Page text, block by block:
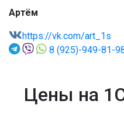
Артём
https://vk.com/art_1s
8 (925)-949-81-
Цены на